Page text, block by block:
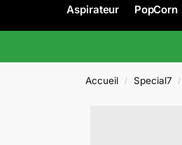
Aspirateur PopCorn
Accueil / Special7 /